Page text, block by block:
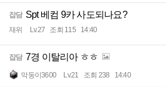
잡담 Spt 베컴 9카 사도되나요?
재위 Lv.27 조회 115 14:40
잡담 7경 이탈리아 ㅎㅎ
막둥이3600 Lv.21 조회 238 14:40